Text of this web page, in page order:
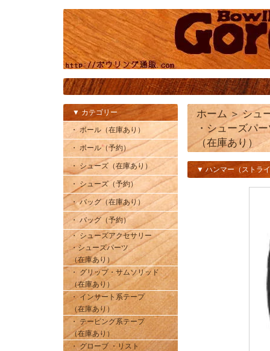
▼ カテゴリー
・ ボール（在庫あり）
・ ボール（予約）
・ シューズ（在庫あり）
・ シューズ（予約）
・ バッグ（在庫あり）
・ バッグ（予約）
・ シューズアクセサリー
・シューズパーツ
（在庫あり）
・ グリップ・サムソリッド
（在庫あり）
・ インサート系テープ
（在庫あり）
・ テーピング系テープ
（在庫あり）
・ グローブ ・リスト
ホーム ＞ シュ
・シューズパ
（在庫あり）
▼ ハンマー（ストラ